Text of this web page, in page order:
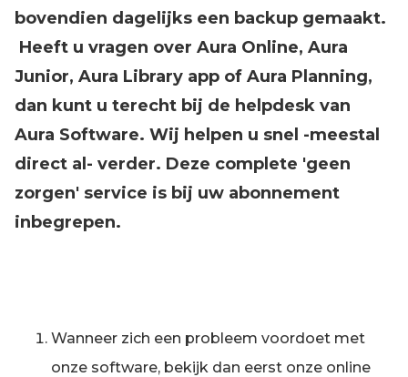
bovendien dagelijks een backup gemaakt.
Heeft u vragen over Aura Online, Aura
Junior, Aura Library app of Aura Planning,
dan kunt u terecht bij de helpdesk van
Aura Software. Wij helpen u snel -meestal
direct al- verder. Deze complete 'geen
zorgen' service is bij uw abonnement
inbegrepen.
Wanneer zich een probleem voordoet met
onze software, bekijk dan eerst onze online